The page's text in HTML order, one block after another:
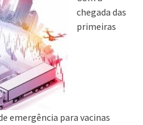
chegada das
primeiras
emergência para vacinas